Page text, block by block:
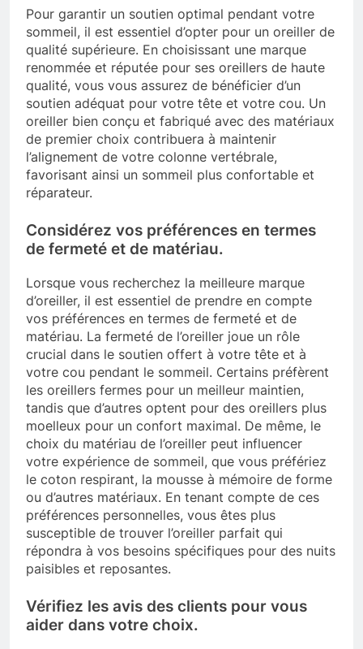
Pour garantir un soutien optimal pendant votre
sommeil, il est essentiel d’opter pour un oreiller de
qualité supérieure. En choisissant une marque
renommée et réputée pour ses oreillers de haute
qualité, vous vous assurez de bénéficier d’un
soutien adéquat pour votre tête et votre cou. Un
oreiller bien conçu et fabriqué avec des matériaux
de premier choix contribuera à maintenir
l’alignement de votre colonne vertébrale,
favorisant ainsi un sommeil plus confortable et
réparateur.
Considérez vos préférences en termes
de fermeté et de matériau.
Lorsque vous recherchez la meilleure marque
d’oreiller, il est essentiel de prendre en compte
vos préférences en termes de fermeté et de
matériau. La fermeté de l’oreiller joue un rôle
crucial dans le soutien offert à votre tête et à
votre cou pendant le sommeil. Certains préfèrent
les oreillers fermes pour un meilleur maintien,
tandis que d’autres optent pour des oreillers plus
moelleux pour un confort maximal. De même, le
choix du matériau de l’oreiller peut influencer
votre expérience de sommeil, que vous préfériez
le coton respirant, la mousse à mémoire de forme
ou d’autres matériaux. En tenant compte de ces
préférences personnelles, vous êtes plus
susceptible de trouver l’oreiller parfait qui
répondra à vos besoins spécifiques pour des nuits
paisibles et reposantes.
Vérifiez les avis des clients pour vous
aider dans votre choix.